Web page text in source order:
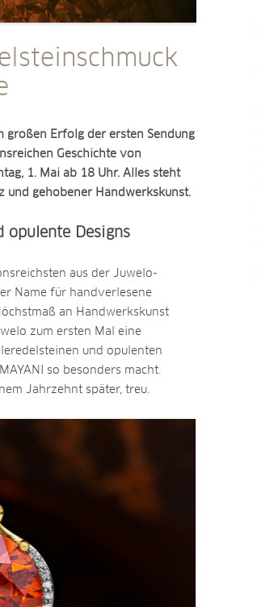
großen Erfolg der ersten Sendung
Geschichte von
1. Mai ab 18 Uhr. Alles steht
und gehobener Handwerkskunst.
opulente Designs
aus der Juwelo-
Name für handverlesene
an Handwerkskunst
zum ersten Mal eine
und opulenten
so besonders macht.
Jahrzehnt später, treu.